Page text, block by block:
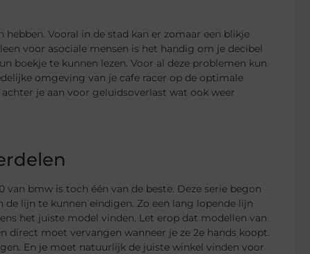
Vooral in de stad kan er zomaar een blikje
voor asociale mensen is het handig om je decibel
boekje te kunnen lezen. Voor al deze problemen kun
omgeving van je cafe racer op de optimale
je aan voor geluidsoverlast wat ook weer
van bmw is toch één van de beste. Deze serie begon
lijn te kunnen eindigen. Zo een lang lopende lijn
het juiste model vinden. Let erop dat modellen van
direct moet vervangen wanneer je ze 2e hands koopt.
En je moet natuurlijk de juiste winkel vinden voor